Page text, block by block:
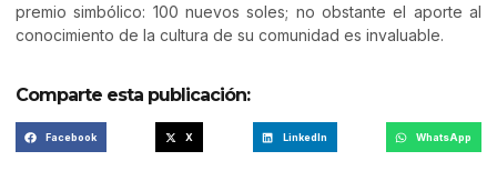
premio simbólico: 100 nuevos soles; no obstante el aporte al
conocimiento de la cultura de su comunidad es invaluable.
Comparte esta publicación:
Facebook X LinkedIn WhatsApp